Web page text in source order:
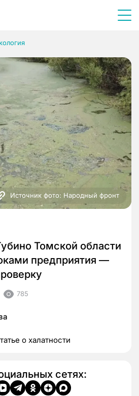
Источник фото: Народный фронт
Томской области
предприятия —
785
о халатности
сетях: